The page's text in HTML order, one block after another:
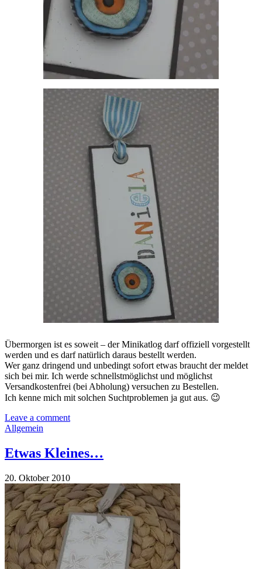
Übermorgen ist es soweit – der Minikatlog darf offiziell vorgestellt
werden und es darf natürlich daraus bestellt werden.
Wer ganz dringend und unbedingt sofort etwas braucht der meldet
sich bei mir. Ich werde schnellstmöglichst und möglichst
Versandkostenfrei (bei Abholung) versuchen zu Bestellen.
Ich kenne mich mit solchen Suchtproblemen ja gut aus. 😉
Leave a comment
Allgemein
Etwas Kleines…
20. Oktober 2010